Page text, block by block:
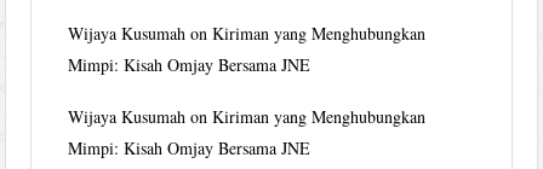
Wijaya Kusumah onKiriman yang Menghubungkan
Mimpi: Kisah Omjay Bersama JNE
Wijaya Kusumah onKiriman yang Menghubungkan
Mimpi: Kisah Omjay Bersama JNE